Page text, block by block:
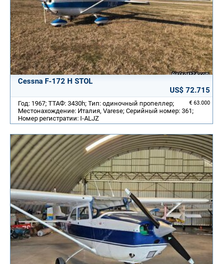
Cessna F-172 H STOL
US$ 72.715
€ 63.000
Год: 1967; ТТАФ: 3430h; Тип: одиночный пропеллер;
Местонахождение: Италия, Varese; Серийный номер: 361;
Номер регистратии: I-ALJZ